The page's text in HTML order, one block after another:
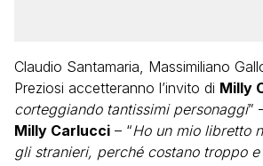
Claudio Santamaria, Massimiliano
Preziosi accetteranno l’invito di Milly
corteggiando tantissimi personaggi”
Milly Carlucci – “Ho un mio libretto
gli stranieri, perché costano troppo